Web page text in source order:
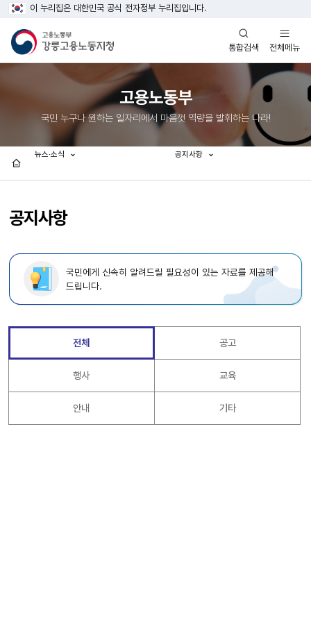
이 누리집은 대한민국 공식 전자정부 누리집입니다.
통합검색
열기
전체메뉴
열기
고용노동부
국민 누구나 원하는 일자리에서 마음껏 역량을 발휘하는 나라!
공지사항
뉴스·소식 공지사항
국민에게 신속히 알려드릴 필요성이 있는 자료를 제공해
드립니다.
전체 공고
행사 교육
안내 기타